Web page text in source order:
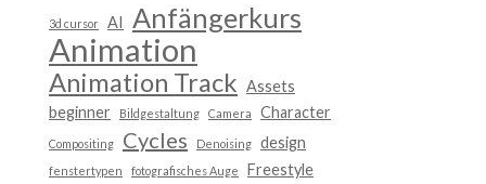
3d cursor AI Anfängerkurs
Animation
Animation Track Assets
beginner
Bildgestaltung Camera Character
Compositing Cycles Denoising design
fenstertypen fotografisches Auge Freestyle